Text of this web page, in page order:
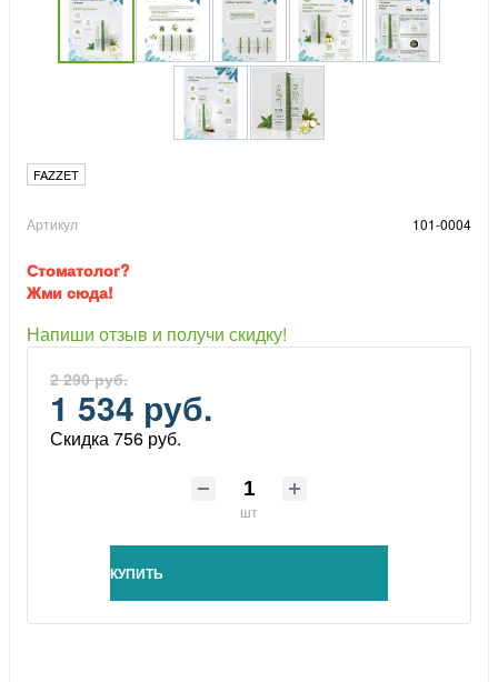
FAZZET
Артикул 101-0004
Стоматолог?
Жми сюда!
Напиши отзыв и получи скидку!
2 290 руб.
1 534 руб.
Скидка 756 руб.
шт
КУПИТЬ